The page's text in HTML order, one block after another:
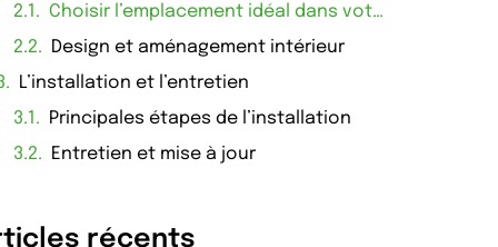
Choisir l’emplacement idéal dans votre maison
Design et aménagement intérieur
L’installation et l’entretien
Principales étapes de l’installation
Entretien et mise à jour
récents